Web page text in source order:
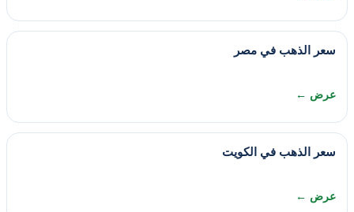
سعر الذهب في مصر
عرض ←
سعر الذهب في الكويت
عرض ←